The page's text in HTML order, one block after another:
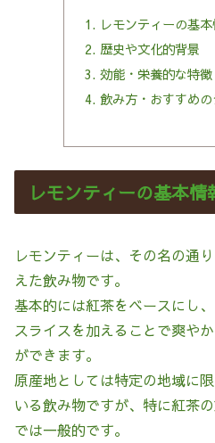
レモンティーの基
歴史や文化的背景
効能・栄養的な特徴
飲み方・おすすめ
レモンティーの基本情
レモンティーは、その名の通
えた飲み物です。
基本的には紅茶をベースにし
スライスを加えることで爽や
ができます。
原産地としては特定の地域に
いる飲み物ですが、特に紅茶
では一般的です。